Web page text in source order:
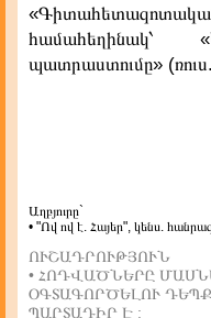
«Գիտահետազոտական
համահեղինակ՝
պատրաստումը»
Աղբյուրը`
• "Ով ով է. Հայեր", կենս.
ՈՒՇԱԴՐՈՒԹՅՈՒՆ
• ՀՈԴՎԱԾՆԵՐԸ
ՕԳՏԱԳՈՐԾԵԼՈՒ
ՊԱՐՏԱԴԻՐ Է :